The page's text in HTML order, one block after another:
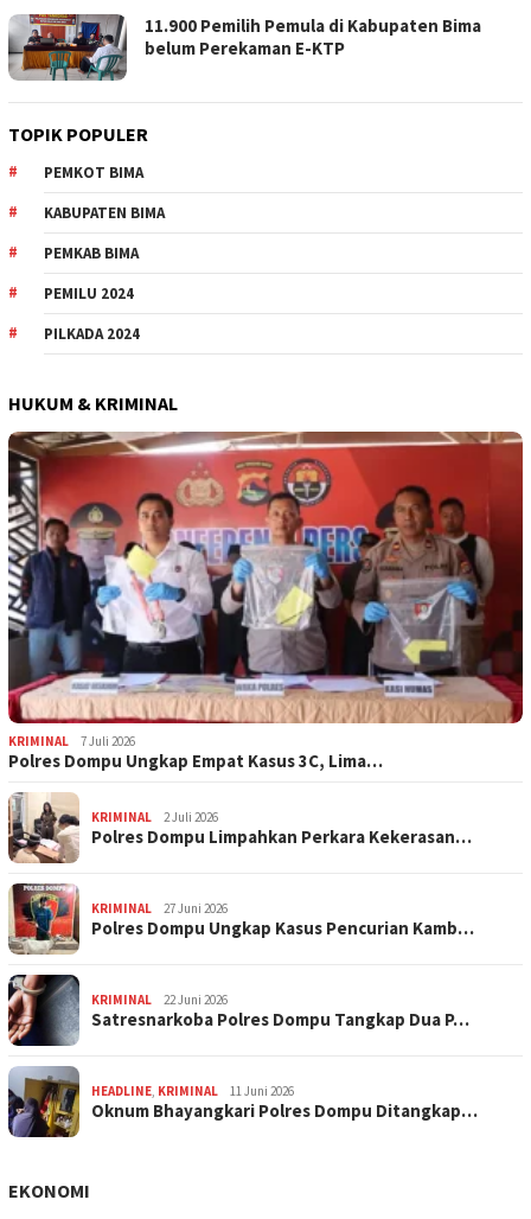
11.900 Pemilih Pemula di Kabupaten Bima
belum Perekaman E-KTP
TOPIK POPULER
PEMKOT BIMA
KABUPATEN BIMA
PEMKAB BIMA
PEMILU 2024
PILKADA 2024
HUKUM & KRIMINAL
KRIMINAL 7 Juli 2026
Polres Dompu Ungkap Empat Kasus 3C, Lima…
KRIMINAL 2 Juli 2026
Polres Dompu Limpahkan Perkara Kekerasan…
KRIMINAL 27 Juni 2026
Polres Dompu Ungkap Kasus Pencurian Kamb…
KRIMINAL 22 Juni 2026
Satresnarkoba Polres Dompu Tangkap Dua P…
HEADLINE, KRIMINAL 11 Juni 2026
Oknum Bhayangkari Polres Dompu Ditangkap…
EKONOMI